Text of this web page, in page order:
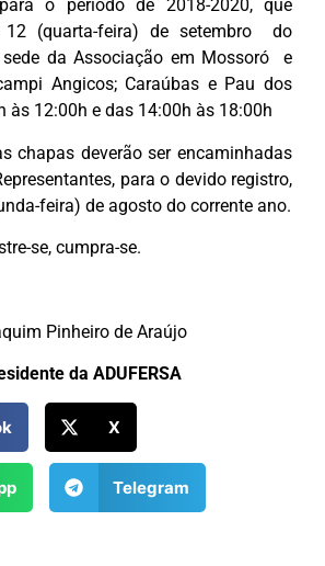
para o período de 2018-2020, que
12 (quarta-feira) de setembro do
da Associação em Mossoró e
Angicos; Caraúbas e Pau dos
às 12:00h e das 14:00h às 18:00h
chapas deverão ser encaminhadas
para o devido registro,
feira) de agosto do corrente ano.
se, cumpra-se.
Pinheiro de Araújo
da ADUFERSA
X
Telegram